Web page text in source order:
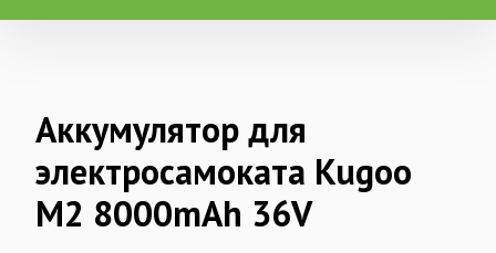
Аккумулятор для
электросамоката Kugoo
M2 8000mAh 36V